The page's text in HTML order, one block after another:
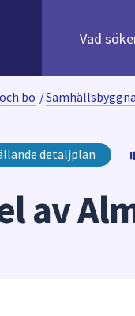
innehåll
När
börjar
skriva
sökfältet
kommer
bo /
detaljplan
av